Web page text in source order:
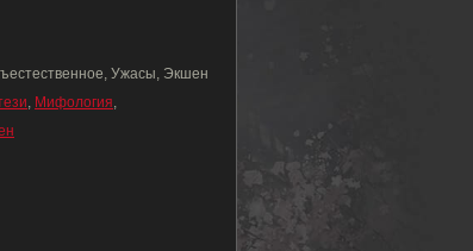
Ужасы, Экшен
, Мифология,